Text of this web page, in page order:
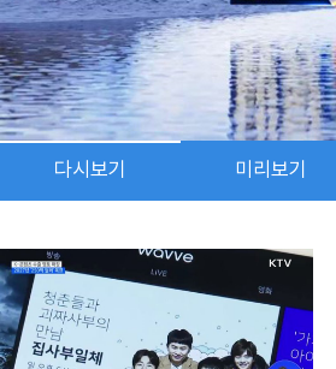
다시보기 미리보기
검색 조건
검색어 입력
검색